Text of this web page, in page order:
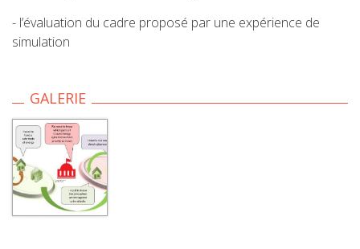
- l’évaluation du cadre proposé par une expérience de
simulation
GALERIE